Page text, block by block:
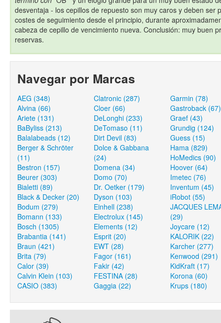
desventaja - los cepillos de repuesto son muy caros y deben ser
costes de seguimiento desde el principio, durante
cabeza de cepillo de vencimiento nueva. Conclusión: muy buen
reservas.
Navegar por Marcas
AEG (348)
Alvina (66)
Ariete (131)
BaByliss (213)
Balalabeads (12)
Berger & Schröter
(11)
Bestron (157)
Beurer (303)
Bialetti (89)
Black & Decker (20)
Bodum (279)
Bomann (133)
Bosch (1305)
Brabantia (141)
Braun (421)
Brita (79)
Calor (39)
Calvin Klein (103)
CASIO (383)
Clatronic (287)
Cloer (66)
DeLonghi (233)
DeTomaso (11)
Dirt Devil (83)
Dolce & Gabbana
(24)
Domena (34)
Domo (70)
Dr. Oetker (179)
Dyson (103)
Einhell (238)
Electrolux (145)
Elements (12)
Esprit (20)
EWT (28)
Fagor (161)
Fakir (42)
FESTINA (28)
Gaggia (22)
Garmin (78)
Gastroback (67)
Graef (43)
Grundig (124)
Guess (15)
Hama (829)
HoMedics (90)
Hoover (64)
Imetec (76)
Inventum (45)
iRobot (55)
JACQUES
(29)
Joycare (12)
KALORIK (22)
Karcher (277)
Kenwood (291)
KidKraft (17)
Korona (60)
Krups (180)